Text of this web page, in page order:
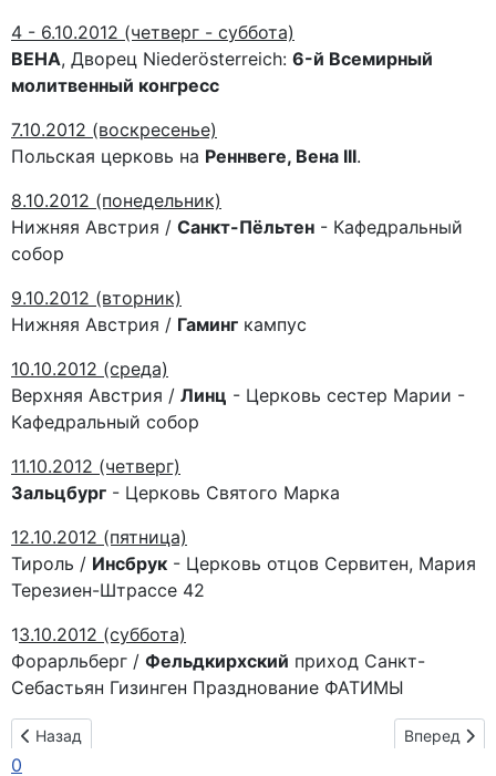
4 - 6.10.2012 (четверг - суббота)
ВЕНА, Дворец Niederösterreich: 6-й Всемирный
молитвенный конгресс
7.10.2012 (воскресенье)
Польская церковь на Реннвеге, Вена III.
8.10.2012 (понедельник)
Нижняя Австрия / Санкт-Пёльтен - Кафедральный
собор
9.10.2012 (вторник)
Нижняя Австрия / Гаминг кампус
10.10.2012 (среда)
Верхняя Австрия / Линц - Церковь сестер Марии -
Кафедральный собор
11.10.2012 (четверг)
Зальцбург - Церковь Святого Марка
12.10.2012 (пятница)
Тироль / Инсбрук - Церковь отцов Сервитен, Мария
Терезиен-Штрассе 42
13.10.2012 (суббота)
Форарльберг / Фельдкирхский приход Санкт-
Себастьян Гизинген Празднование ФАТИМЫ
0
Предыдущий: Маршрут паломничества в Италии
Назад Вперед